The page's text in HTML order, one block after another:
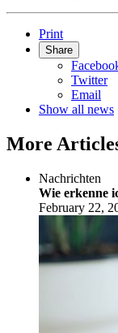
Print
Share
Twitter
Email
Show all news
More
Nachrichten
Wie erkenne
February 22,